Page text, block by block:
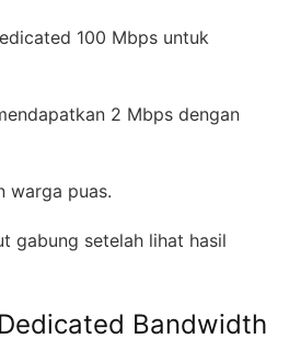
100 Mbps untuk
2 Mbps dengan
warga puas.
gabung setelah lihat hasil
Bandwidth